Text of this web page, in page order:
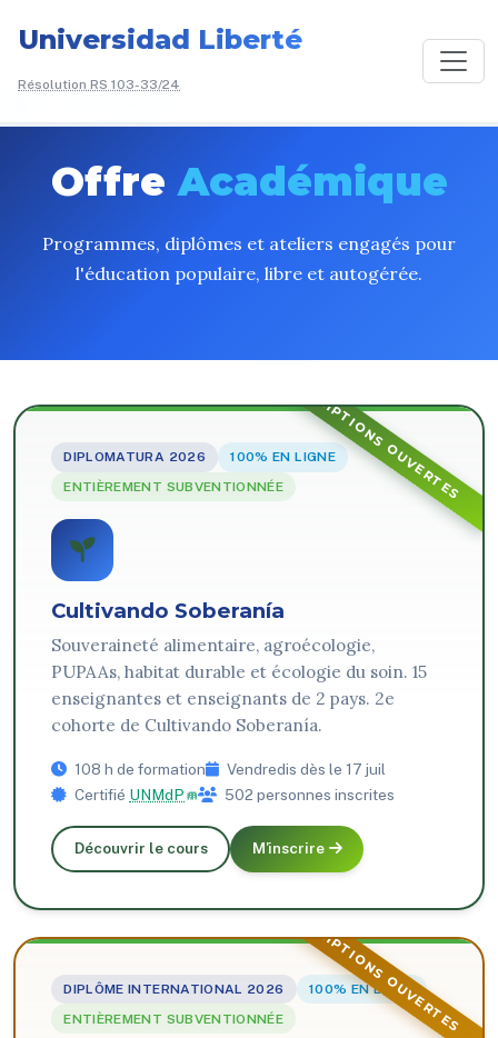
Universidad Liberté
Résolution RS 103-33/24
OffreAcadémique
Programmes, diplômes et ateliers engagés pour
l'éducation populaire, libre et autogérée.
INSCRIPTIONS OUVERTES
DIPLOMATURA 2026
100% EN LIGNE
ENTIÈREMENT SUBVENTIONNÉE
Cultivando Soberanía
Souveraineté alimentaire, agroécologie,
PUPAAs, habitat durable et écologie du soin. 15
enseignantes et enseignants de 2 pays. 2e
cohorte de Cultivando Soberanía.
108 h de formation
Vendredis dès le 17 juil
Certifié UNMdP 502 personnes inscrites
Découvrir le cours M'inscrire
INSCRIPTIONS OUVERTES
DIPLÔME INTERNATIONAL 2026
100% EN LIGNE
ENTIÈREMENT SUBVENTIONNÉE